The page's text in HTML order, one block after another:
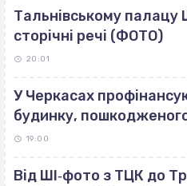
Тальнівському
сторічні речі (ФОТО)
20:01
У Черкасах
будинку,
19:00
Від ШІ‐фото з ТЦК до